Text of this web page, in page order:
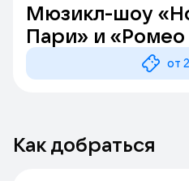
Мюзикл-шоу
Пари» и «Ромео
(г. Александров)
от
Как добраться